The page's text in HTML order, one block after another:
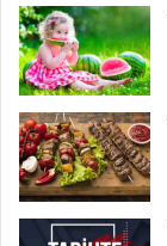
n
K
u
r
t
u
l
u
r